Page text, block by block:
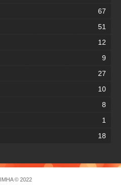
67
51
12
9
27
10
8
1
18
IMHA© 2022